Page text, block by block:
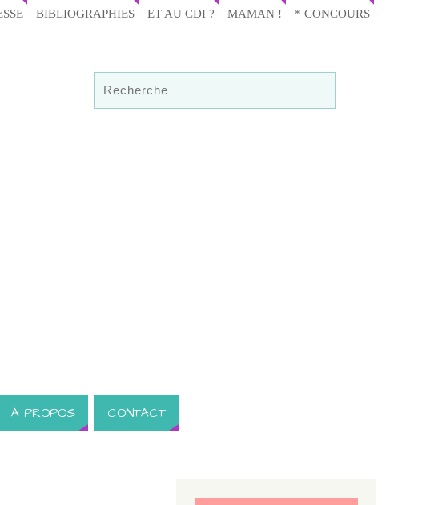
BIBLIOGRAPHIES ET AU CDI ? MAMAN ! * CONCOURS
À PROPOS CONTACT